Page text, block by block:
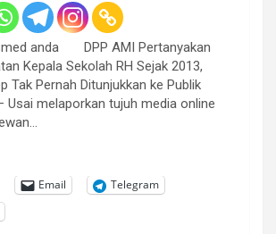
anda DPP AMI Pertanyakan
Kepala Sekolah RH Sejak 2013,
Tak Pernah Ditunjukkan ke Publik
Usai melaporkan tujuh media online
Email
Telegram